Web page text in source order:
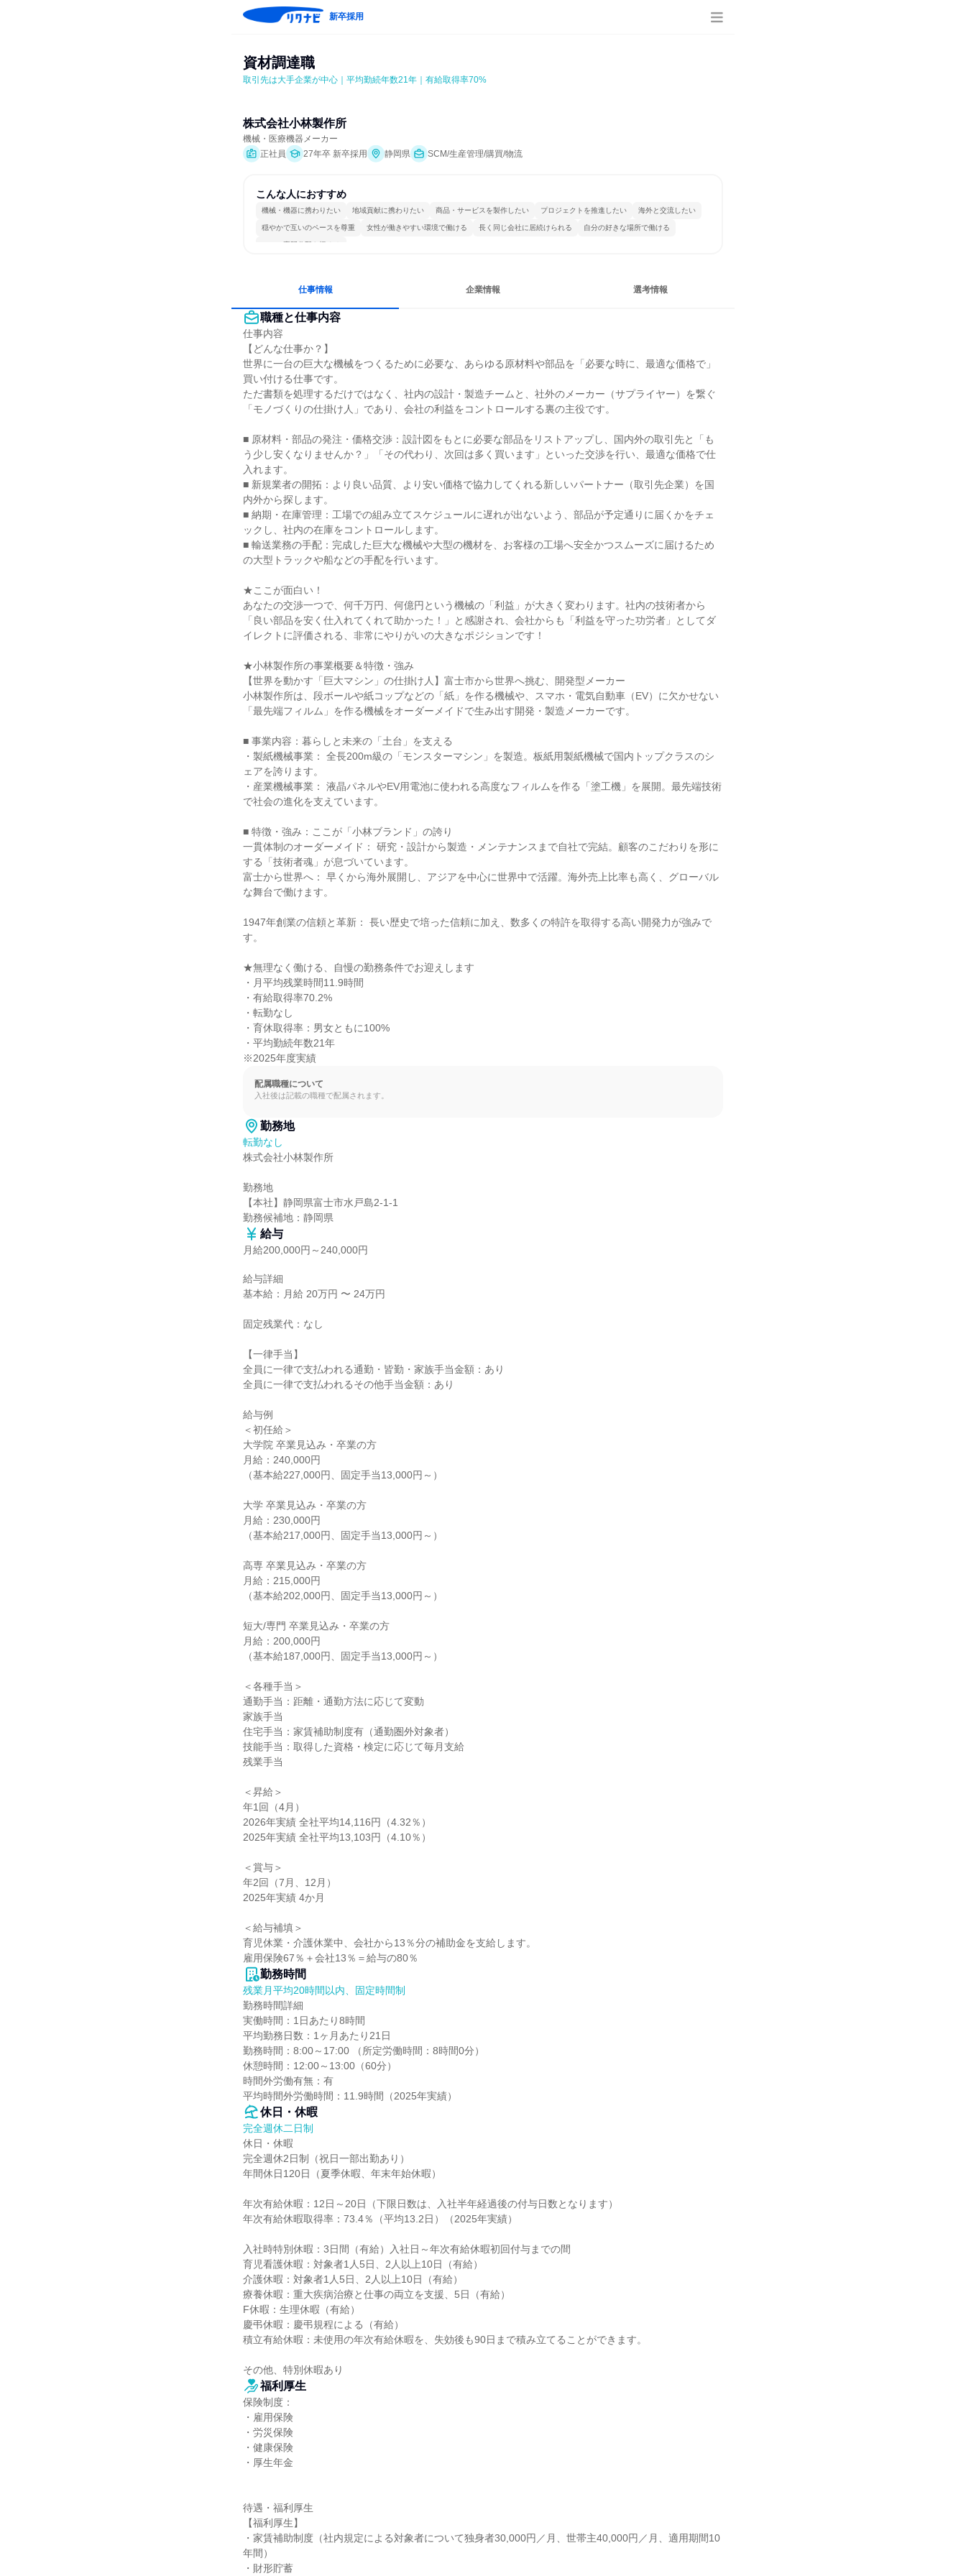
新卒採用
資材調達職
取引先は大手企業が中心｜平均勤続年数21年｜有給取得率70%
株式会社小林製作所
機械・医療機器メーカー
正社員
27年卒 新卒採用 静岡県 SCM/生産管理/購買/物流
こんな人におすすめ
機械・機器に携わりたい 地域貢献に携わりたい 商品・サービスを製作したい プロジェクトを推進したい 海外と交流したい
穏やかで互いのペースを尊重 女性が働きやすい環境で働ける 長く同じ会社に居続けられる 自分の好きな場所で働ける
一つの専門分野を極める
仕事情報 企業情報 選考情報
職種と仕事内容
仕事内容
【どんな仕事か？】
世界に一台の巨大な機械をつくるために必要な、あらゆる原材料や部品を「必要な時に、最適な価格で」
買い付ける仕事です。
ただ書類を処理するだけではなく、社内の設計・製造チームと、社外のメーカー（サプライヤー）を繋ぐ
「モノづくりの仕掛け人」であり、会社の利益をコントロールする裏の主役です。
■ 原材料・部品の発注・価格交渉：設計図をもとに必要な部品をリストアップし、国内外の取引先と「も
う少し安くなりませんか？」「その代わり、次回は多く買います」といった交渉を行い、最適な価格で仕
入れます。
■ 新規業者の開拓：より良い品質、より安い価格で協力してくれる新しいパートナー（取引先企業）を国
内外から探します。
■ 納期・在庫管理：工場での組み立てスケジュールに遅れが出ないよう、部品が予定通りに届くかをチェ
ックし、社内の在庫をコントロールします。
■ 輸送業務の手配：完成した巨大な機械や大型の機材を、お客様の工場へ安全かつスムーズに届けるため
の大型トラックや船などの手配を行います。
★ここが面白い！
あなたの交渉一つで、何千万円、何億円という機械の「利益」が大きく変わります。社内の技術者から
「良い部品を安く仕入れてくれて助かった！」と感謝され、会社からも「利益を守った功労者」としてダ
イレクトに評価される、非常にやりがいの大きなポジションです！
★小林製作所の事業概要＆特徴・強み
【世界を動かす「巨大マシン」の仕掛け人】富士市から世界へ挑む、開発型メーカー
小林製作所は、段ボールや紙コップなどの「紙」を作る機械や、スマホ・電気自動車（EV）に欠かせない
「最先端フィルム」を作る機械をオーダーメイドで生み出す開発・製造メーカーです。
■ 事業内容：暮らしと未来の「土台」を支える
・製紙機械事業： 全長200m級の「モンスターマシン」を製造。板紙用製紙機械で国内トップクラスのシ
ェアを誇ります。
・産業機械事業： 液晶パネルやEV用電池に使われる高度なフィルムを作る「塗工機」を展開。最先端技術
で社会の進化を支えています。
■ 特徴・強み：ここが「小林ブランド」の誇り
一貫体制のオーダーメイド： 研究・設計から製造・メンテナンスまで自社で完結。顧客のこだわりを形に
する「技術者魂」が息づいています。
富士から世界へ： 早くから海外展開し、アジアを中心に世界中で活躍。海外売上比率も高く、グローバル
な舞台で働けます。
1947年創業の信頼と革新： 長い歴史で培った信頼に加え、数多くの特許を取得する高い開発力が強みで
す。
★無理なく働ける、自慢の勤務条件でお迎えします
・月平均残業時間11.9時間
・有給取得率70.2%
・転勤なし
・育休取得率：男女ともに100%
・平均勤続年数21年
※2025年度実績
配属職種について
入社後は記載の職種で配属されます。
勤務地
転勤なし
株式会社小林製作所
勤務地
【本社】静岡県富士市水戸島2-1-1
勤務候補地：静岡県
給与
月給200,000円～240,000円
給与詳細
基本給：月給 20万円 〜 24万円
固定残業代：なし
【一律手当】
全員に一律で支払われる通勤・皆勤・家族手当金額：あり
全員に一律で支払われるその他手当金額：あり
給与例
＜初任給＞
大学院 卒業見込み・卒業の方
月給：240,000円
（基本給227,000円、固定手当13,000円～）
大学 卒業見込み・卒業の方
月給：230,000円
（基本給217,000円、固定手当13,000円～）
高専 卒業見込み・卒業の方
月給：215,000円
（基本給202,000円、固定手当13,000円～）
短大/専門 卒業見込み・卒業の方
月給：200,000円
（基本給187,000円、固定手当13,000円～）
＜各種手当＞
通勤手当：距離・通勤方法に応じて変動
家族手当
住宅手当：家賃補助制度有（通勤圏外対象者）
技能手当：取得した資格・検定に応じて毎月支給
残業手当
＜昇給＞
年1回（4月）
2026年実績 全社平均14,116円（4.32％）
2025年実績 全社平均13,103円（4.10％）
＜賞与＞
年2回（7月、12月）
2025年実績 4か月
＜給与補填＞
育児休業・介護休業中、会社から13％分の補助金を支給します。
雇用保険67％＋会社13％＝給与の80％
勤務時間
残業月平均20時間以内、固定時間制
勤務時間詳細
実働時間：1日あたり8時間
平均勤務日数：1ヶ月あたり21日
勤務時間：8:00～17:00 （所定労働時間：8時間0分）
休憩時間：12:00～13:00（60分）
時間外労働有無：有
平均時間外労働時間：11.9時間（2025年実績）
休日・休暇
完全週休二日制
休日・休暇
完全週休2日制（祝日一部出勤あり）
年間休日120日（夏季休暇、年末年始休暇）
年次有給休暇：12日～20日（下限日数は、入社半年経過後の付与日数となります）
年次有給休暇取得率：73.4％（平均13.2日）（2025年実績）
入社時特別休暇：3日間（有給）入社日～年次有給休暇初回付与までの間
育児看護休暇：対象者1人5日、2人以上10日（有給）
介護休暇：対象者1人5日、2人以上10日（有給）
療養休暇：重大疾病治療と仕事の両立を支援、5日（有給）
F休暇：生理休暇（有給）
慶弔休暇：慶弔規程による（有給）
積立有給休暇：未使用の年次有給休暇を、失効後も90日まで積み立てることができます。
その他、特別休暇あり
福利厚生
保険制度：
・雇用保険
・労災保険
・健康保険
・厚生年金
待遇・福利厚生
【福利厚生】
・家賃補助制度（社内規定による対象者について独身者30,000円／月、世帯主40,000円／月、適用期間10
年間）
・財形貯蓄